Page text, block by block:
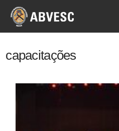
capacitações